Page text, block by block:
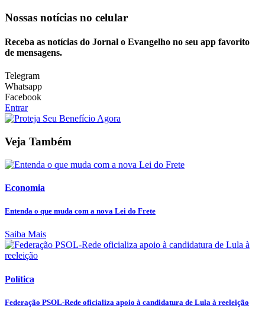
Nossas notícias no celular
Receba as notícias do Jornal o Evangelho no seu app favorito
de mensagens.
Telegram
Whatsapp
Facebook
Entrar
Veja Também
Economia
Entenda o que muda com a nova Lei do Frete
Saiba Mais
Política
Federação PSOL-Rede oficializa apoio à candidatura de Lula à reeleição